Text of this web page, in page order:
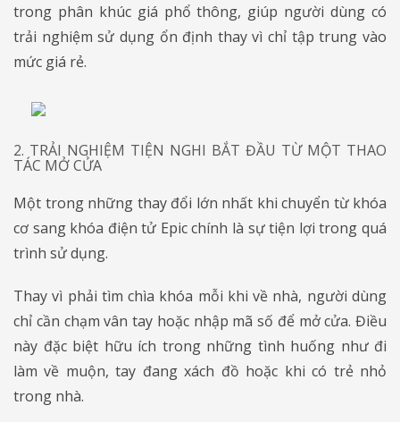
trong phân khúc giá phổ thông, giúp người dùng có
trải nghiệm sử dụng ổn định thay vì chỉ tập trung vào
mức giá rẻ.
2. TRẢI NGHIỆM TIỆN NGHI BẮT ĐẦU TỪ MỘT THAO
TÁC MỞ CỬA
Một trong những thay đổi lớn nhất khi chuyển từ khóa
cơ sang khóa điện tử Epic chính là sự tiện lợi trong quá
trình sử dụng.
Thay vì phải tìm chìa khóa mỗi khi về nhà, người dùng
chỉ cần chạm vân tay hoặc nhập mã số để mở cửa. Điều
này đặc biệt hữu ích trong những tình huống như đi
làm về muộn, tay đang xách đồ hoặc khi có trẻ nhỏ
trong nhà.